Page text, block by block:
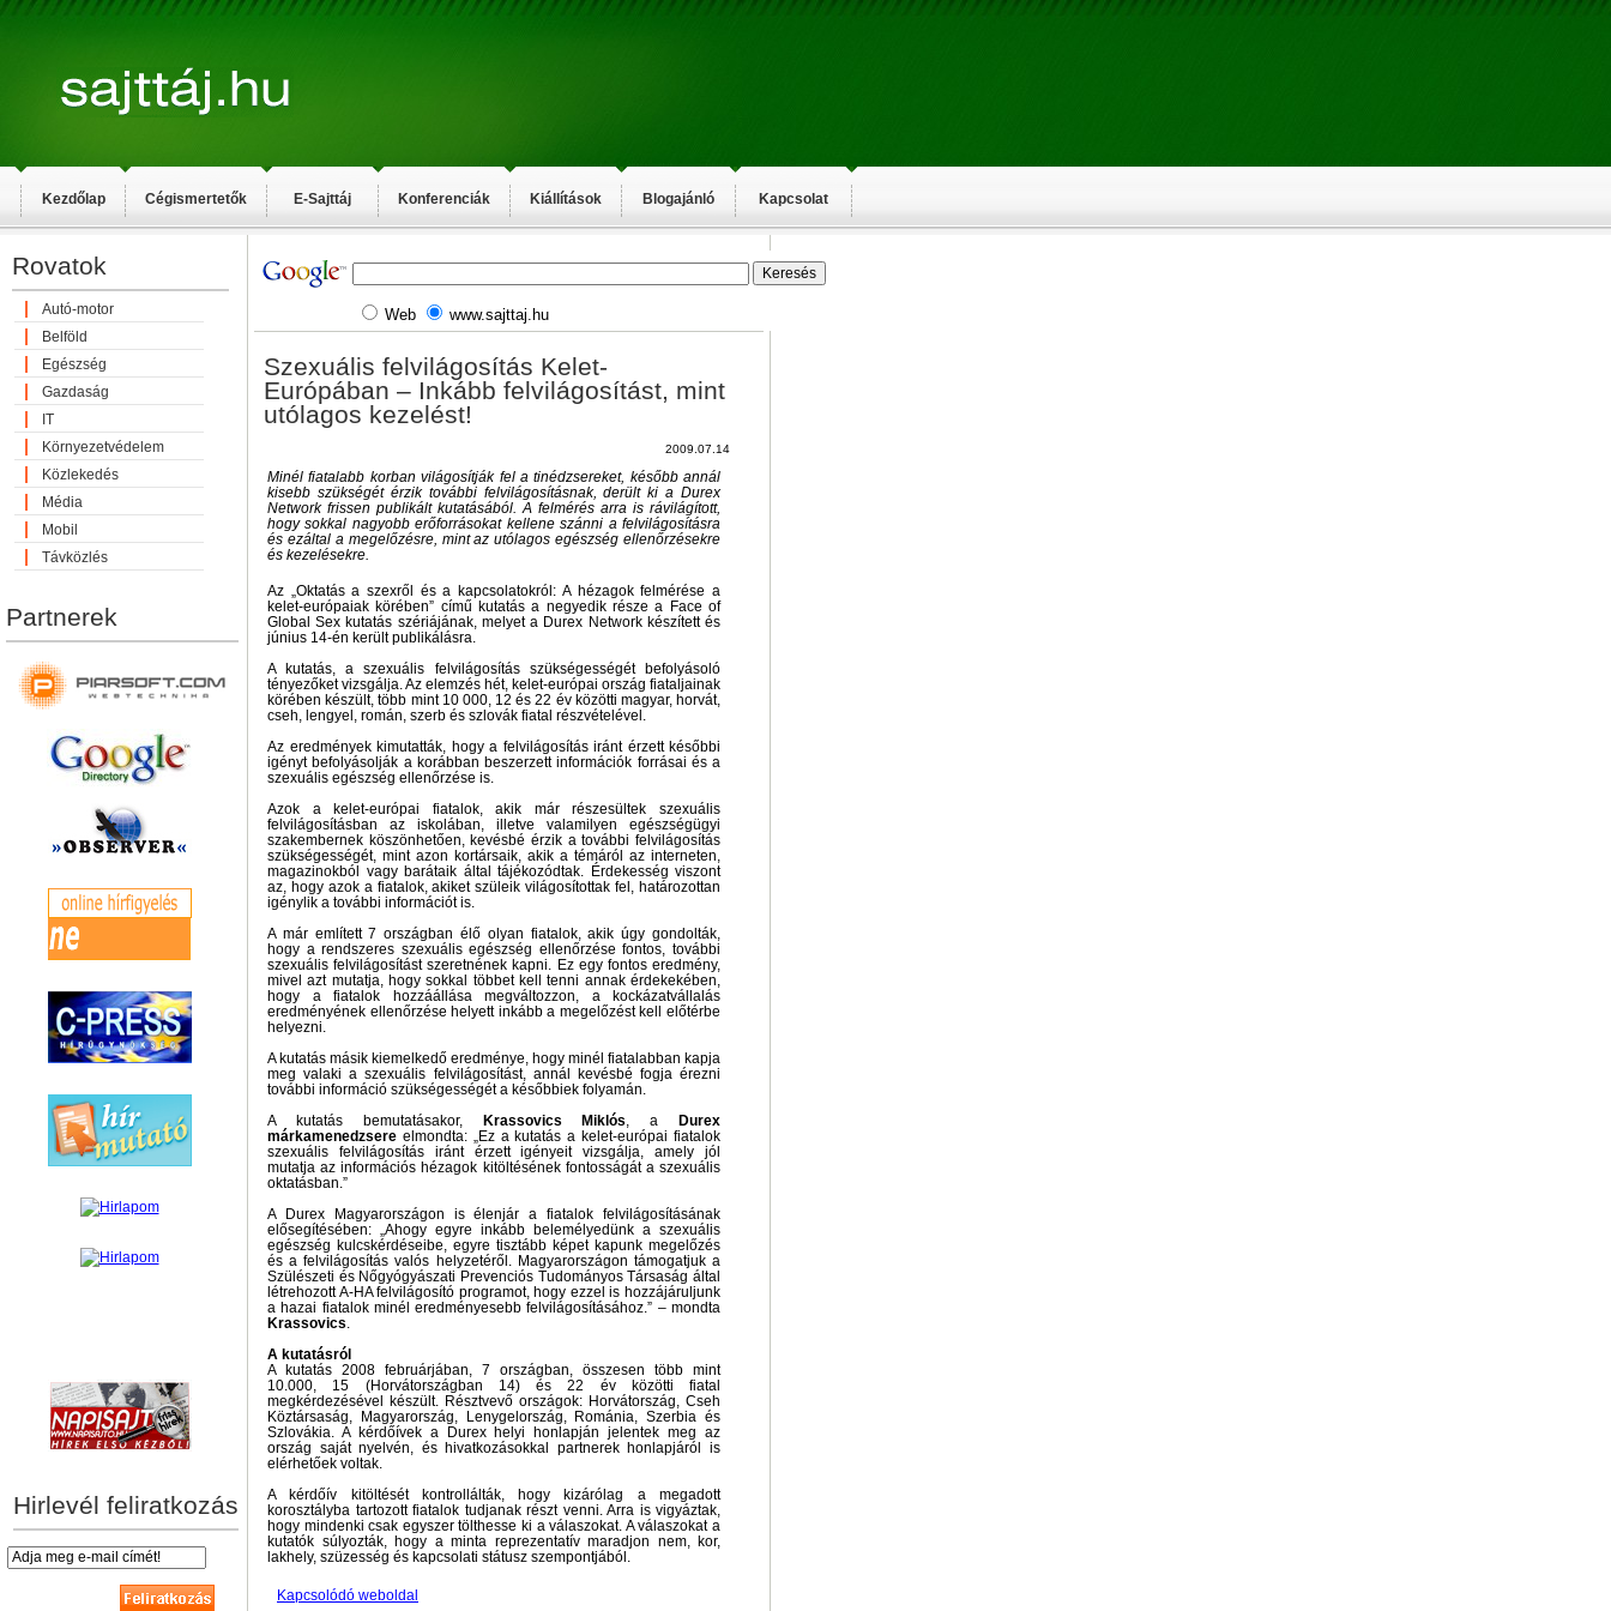
Kezdőlap Cégismertetők E-Sajttáj Konferenciák Kiállítások Blogajánló Kapcsolat
Rovatok
Autó-motor
Belföld
Egészség
Gazdaság
IT
Környezetvédelem
Közlekedés
Média
Mobil
Távközlés
Partnerek
Hirlevél feliratkozás
Web www.sajttaj.hu
Szexuális felvilágosítás Kelet-
Európában – Inkább felvilágosítást, mint
utólagos kezelést!
2009.07.14
Minél fiatalabb korban világosítják fel a tinédzsereket, később annál
kisebb szükségét érzik további felvilágosításnak, derült ki a Durex
Network frissen publikált kutatásából. A felmérés arra is rávilágított,
hogy sokkal nagyobb erőforrásokat kellene szánni a felvilágosításra
és ezáltal a megelőzésre, mint az utólagos egészség ellenőrzésekre
és kezelésekre.
Az „Oktatás a szexről és a kapcsolatokról: A hézagok felmérése a
kelet-európaiak körében” című kutatás a negyedik része a Face of
Global Sex kutatás szériájának, melyet a Durex Network készített és
június 14-én került publikálásra.
A kutatás, a szexuális felvilágosítás szükségességét befolyásoló
tényezőket vizsgálja. Az elemzés hét, kelet-európai ország fiataljainak
körében készült, több mint 10 000, 12 és 22 év közötti magyar, horvát,
cseh, lengyel, román, szerb és szlovák fiatal részvételével.
Az eredmények kimutatták, hogy a felvilágosítás iránt érzett későbbi
igényt befolyásolják a korábban beszerzett információk forrásai és a
szexuális egészség ellenőrzése is.
Azok a kelet-európai fiatalok, akik már részesültek szexuális
felvilágosításban az iskolában, illetve valamilyen egészségügyi
szakembernek köszönhetően, kevésbé érzik a további felvilágosítás
szükségességét, mint azon kortársaik, akik a témáról az interneten,
magazinokból vagy barátaik által tájékozódtak. Érdekesség viszont
az, hogy azok a fiatalok, akiket szüleik világosítottak fel, határozottan
igénylik a további információt is.
A már említett 7 országban élő olyan fiatalok, akik úgy gondolták,
hogy a rendszeres szexuális egészség ellenőrzése fontos, további
szexuális felvilágosítást szeretnének kapni. Ez egy fontos eredmény,
mivel azt mutatja, hogy sokkal többet kell tenni annak érdekekében,
hogy a fiatalok hozzáállása megváltozzon, a kockázatvállalás
eredményének ellenőrzése helyett inkább a megelőzést kell előtérbe
helyezni.
A kutatás másik kiemelkedő eredménye, hogy minél fiatalabban kapja
meg valaki a szexuális felvilágosítást, annál kevésbé fogja érezni
további információ szükségességét a későbbiek folyamán.
A kutatás bemutatásakor,
Krassovics Miklós, a
Durex
márkamenedzsere elmondta: „Ez a kutatás a kelet-európai fiatalok
szexuális felvilágosítás iránt érzett igényeit vizsgálja, amely jól
mutatja az információs hézagok kitöltésének fontosságát a szexuális
oktatásban.”
A Durex Magyarországon is élenjár a fiatalok felvilágosításának
elősegítésében: „Ahogy egyre inkább belemélyedünk a szexuális
egészség kulcskérdéseibe, egyre tisztább képet kapunk megelőzés
és a felvilágosítás valós helyzetéről. Magyarországon támogatjuk a
Szülészeti és Nőgyógyászati Prevenciós Tudományos Társaság által
létrehozott A-HA felvilágosító programot, hogy ezzel is hozzájáruljunk
a hazai fiatalok minél eredményesebb felvilágosításához.” – mondta
Krassovics.
A kutatásról
A kutatás 2008 februárjában, 7 országban, összesen több mint
10.000, 15 (Horvátországban 14) és 22 év közötti fiatal
megkérdezésével készült. Résztvevő országok: Horvátország, Cseh
Köztársaság, Magyarország, Lenygelország, Románia, Szerbia és
Szlovákia. A kérdőívek a Durex helyi honlapján jelentek meg az
ország saját nyelvén, és hivatkozásokkal partnerek honlapjáról is
elérhetőek voltak.
A kérdőív kitöltését kontrollálták, hogy kizárólag a megadott
korosztályba tartozott fiatalok tudjanak részt venni. Arra is vigyáztak,
hogy mindenki csak egyszer tölthesse ki a válaszokat. A válaszokat a
kutatók súlyozták, hogy a minta reprezentatív maradjon nem, kor,
lakhely, szüzesség és kapcsolati státusz szempontjából.
Kapcsolódó weboldal